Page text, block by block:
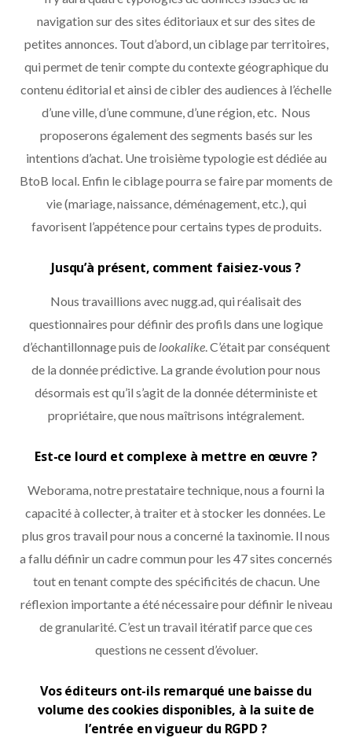
navigation sur des sites éditoriaux et sur des sites de
petites annonces. Tout d’abord, un ciblage par territoires,
qui permet de tenir compte du contexte géographique du
contenu éditorial et ainsi de cibler des audiences à l’échelle
d’une ville, d’une commune, d’une région, etc. Nous
proposerons également des segments basés sur les
intentions d’achat. Une troisième typologie est dédiée au
BtoB local. Enfin le ciblage pourra se faire par moments de
vie (mariage, naissance, déménagement, etc.), qui
favorisent l’appétence pour certains types de produits.
Jusqu’à présent, comment faisiez-vous ?
Nous travaillions avec nugg.ad, qui réalisait des
questionnaires pour définir des profils dans une logique
d’échantillonnage puis de lookalike. C’était par conséquent
de la donnée prédictive. La grande évolution pour nous
désormais est qu’il s’agit de la donnée déterministe et
propriétaire, que nous maîtrisons intégralement.
Est-ce lourd et complexe à mettre en œuvre ?
Weborama, notre prestataire technique, nous a fourni la
capacité à collecter, à traiter et à stocker les données. Le
plus gros travail pour nous a concerné la taxinomie. Il nous
a fallu définir un cadre commun pour les 47 sites concernés
tout en tenant compte des spécificités de chacun. Une
réflexion importante a été nécessaire pour définir le niveau
de granularité. C’est un travail itératif parce que ces
questions ne cessent d’évoluer.
Vos éditeurs ont-ils remarqué une baisse du
volume des cookies disponibles, à la suite de
l’entrée en vigueur du RGPD ?